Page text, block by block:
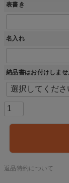
表書き
名入れ
納品書はお付けしま
返品特約について